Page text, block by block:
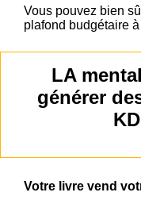
Vous pouvez bien
plafond budgétaire
LA
générer
Votre livre vend